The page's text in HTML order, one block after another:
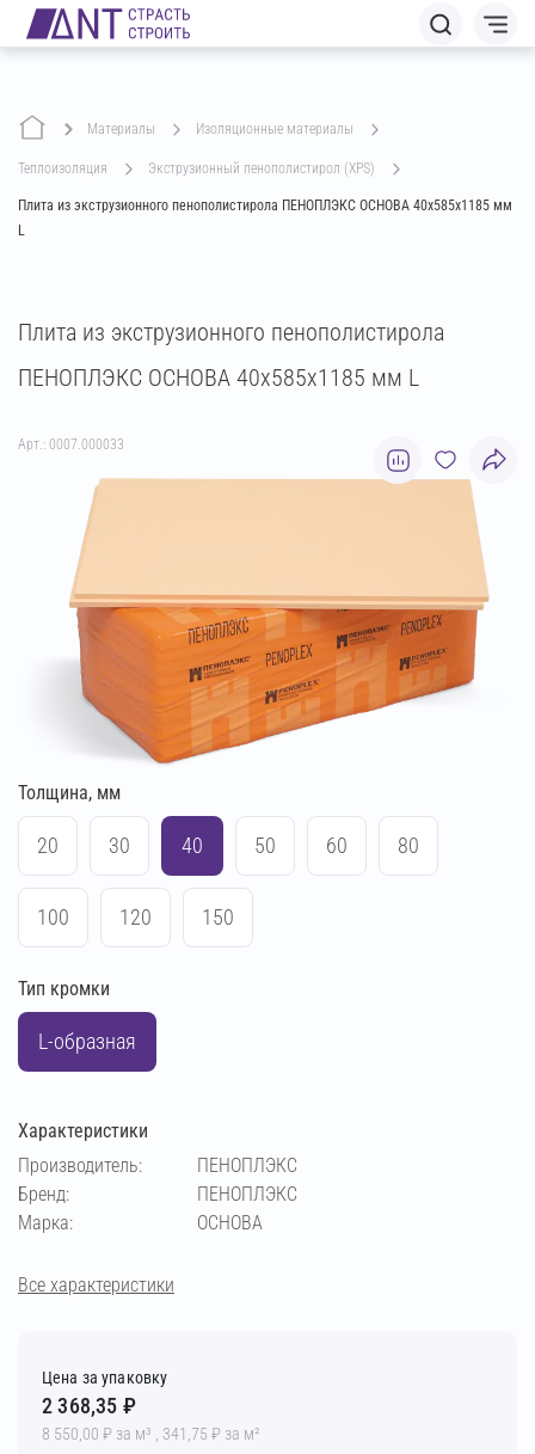
Материалы изоляционные материалы
теплоизоляция экструзионный пенополистирол (XPS)
Плита из экструзионного пенополистирола ПЕНОПЛЭКС ОСНОВА 40х585х1185 мм
L
Плита из экструзионного пенополистирола
ПЕНОПЛЭКС ОСНОВА 40х585х1185 мм L
Арт.: 0007.000033
Толщина, мм
20 30 40 50 60 80
100 120 150
Тип кромки
L-образная
Характеристики
Производитель:
ПЕНОПЛЭКС
Бренд:
ПЕНОПЛЭКС
Марка:
ОСНОВА
Все характеристики
Цена за упаковку
2 368,35 ₽
8 550,00 ₽ за м³ , 341,75 ₽ за м²